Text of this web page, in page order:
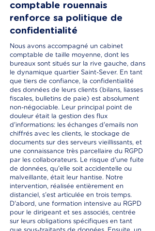
comptable rouennais
renforce sa politique de
confidentialité
Nous avons accompagné un cabinet
comptable de taille moyenne, dont les
bureaux sont situés sur la rive gauche, dans
le dynamique quartier Saint-Sever. En tant
que tiers de confiance, la confidentialité
des données de leurs clients (bilans, liasses
fiscales, bulletins de paie) est absolument
non-négociable. Leur principal point de
douleur était la gestion des flux
d'informations: les échanges d'emails non
chiffrés avec les clients, le stockage de
documents sur des serveurs vieillissants, et
une connaissance très parcellaire du RGPD
par les collaborateurs. Le risque d'une fuite
de données, qu'elle soit accidentelle ou
malveillante, était leur hantise. Notre
intervention, réalisée entièrement en
distanciel, s'est articulée en trois temps.
D'abord, une formation intensive au RGPD
pour le dirigeant et ses associés, centrée
sur leurs obligations spécifiques en tant